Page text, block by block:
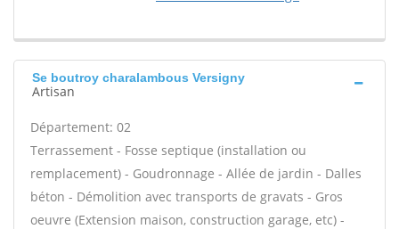
Se boutroy charalambous Versigny
Artisan
Département: 02
Terrassement - Fosse septique (installation ou
remplacement) - Goudronnage - Allée de jardin - Dalles
béton - Démolition avec transports de gravats - Gros
oeuvre (Extension maison, construction garage, etc) -